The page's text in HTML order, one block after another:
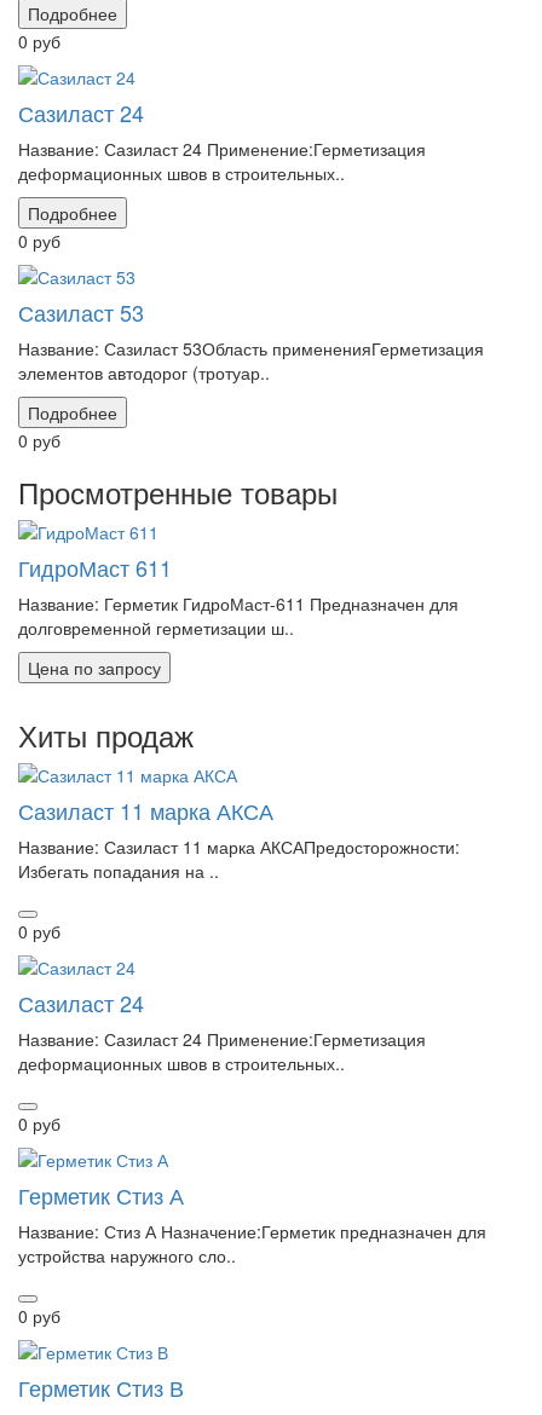
Подробнее
0 руб
Сазиласт 24
Название: Сазиласт 24 Применение:Герметизация
деформационных швов в строительных..
Подробнее
0 руб
Сазиласт 53
Название: Сазиласт 53Область примененияГерметизация
элементов автодорог (тротуар..
Подробнее
0 руб
Просмотренные товары
ГидроМаст 611
Название: Герметик ГидроМаст-611 Предназначен для
долговременной герметизации ш..
Цена по запросу
Хиты продаж
Сазиласт 11 марка АКСА
Название: Сазиласт 11 марка АКСАПредосторожности:
Избегать попадания на ..
0 руб
Сазиласт 24
Название: Сазиласт 24 Применение:Герметизация
деформационных швов в строительных..
0 руб
Герметик Стиз А
Название: Стиз А Назначение:Герметик предназначен для
устройства наружного сло..
0 руб
Герметик Стиз В